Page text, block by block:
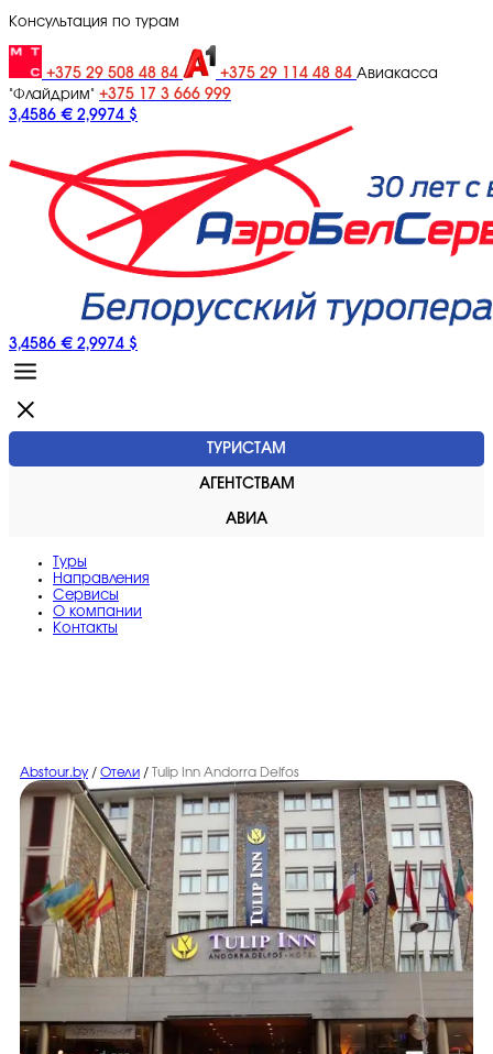
Консультация по турам
+375 29 508 48 84 +375 29 114 48 84 Авиакасса
"Флайдрим" +375 17 3 666 999
3,4586 € 2,9974 $
3,4586 € 2,9974 $
ТУРИСТАМ
АГЕНТСТВАМ
АВИА
Туры
Направления
Сервисы
O компании
Контакты
Abstour.by / Отели / Tulip Inn Andorra Delfos